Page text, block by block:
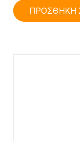
ΠΡΟΣΘΗΚΗ